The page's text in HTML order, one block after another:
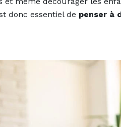
donc essentiel de penser à